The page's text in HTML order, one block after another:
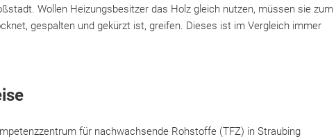
Wollen Heizungsbesitzer das Holz gleich nutzen, müssen sie zum
gespalten und gekürzt ist, greifen. Dieses ist im Vergleich immer
für nachwachsende Rohstoffe (TFZ) in Straubing